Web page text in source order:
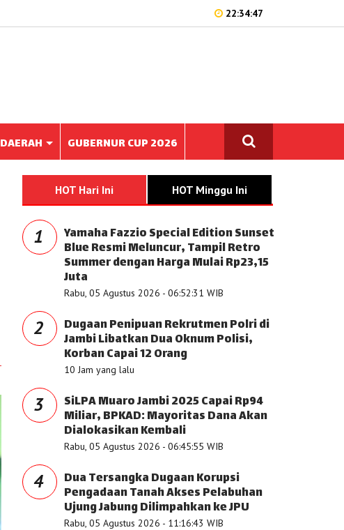
22:34:47
DAERAH GUBERNUR CUP 2026
HOT Hari Ini HOT Minggu Ini
1 Yamaha Fazzio Special Edition Sunset
Blue Resmi Meluncur, Tampil Retro
Summer dengan Harga Mulai Rp23,15
Juta
Rabu, 05 Agustus 2026 - 06:52:31 WIB
2 Dugaan Penipuan Rekrutmen Polri di
Jambi Libatkan Dua Oknum Polisi,
Korban Capai 12 Orang
10 Jam yang lalu
3 SiLPA Muaro Jambi 2025 Capai Rp94
Miliar, BPKAD: Mayoritas Dana Akan
Dialokasikan Kembali
Rabu, 05 Agustus 2026 - 06:45:55 WIB
4 Dua Tersangka Dugaan Korupsi
Pengadaan Tanah Akses Pelabuhan
Ujung Jabung Dilimpahkan ke JPU
Rabu, 05 Agustus 2026 - 11:16:43 WIB